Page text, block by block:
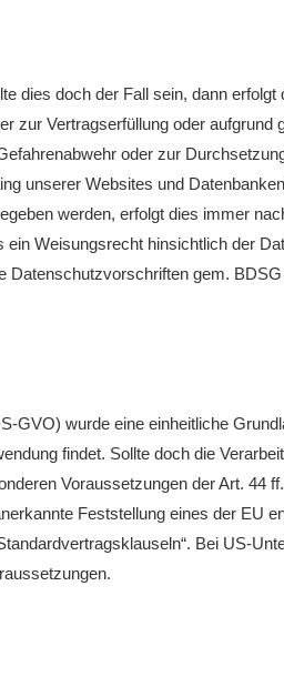
dies doch der Fall sein, dann
zur Vertragserfüllung oder
oder zur
unserer Websites und
werden, erfolgt dies immer
Weisungsrecht hinsichtlich der
gem.
wurde eine einheitliche
findet. Sollte doch die
Voraussetzungen der Art. 44
Feststellung eines der EU
Bei US-